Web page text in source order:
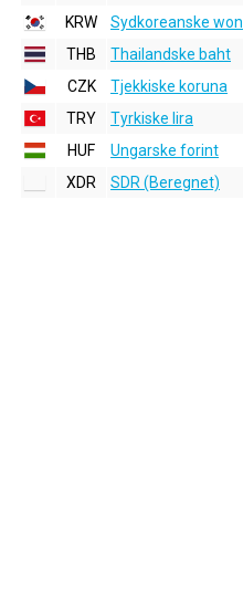
KRW
Sydkoreanske won
THB
Thailandske baht
CZK
Tjekkiske koruna
TRY
Tyrkiske lira
HUF
Ungarske forint
XDR
SDR (Beregnet)